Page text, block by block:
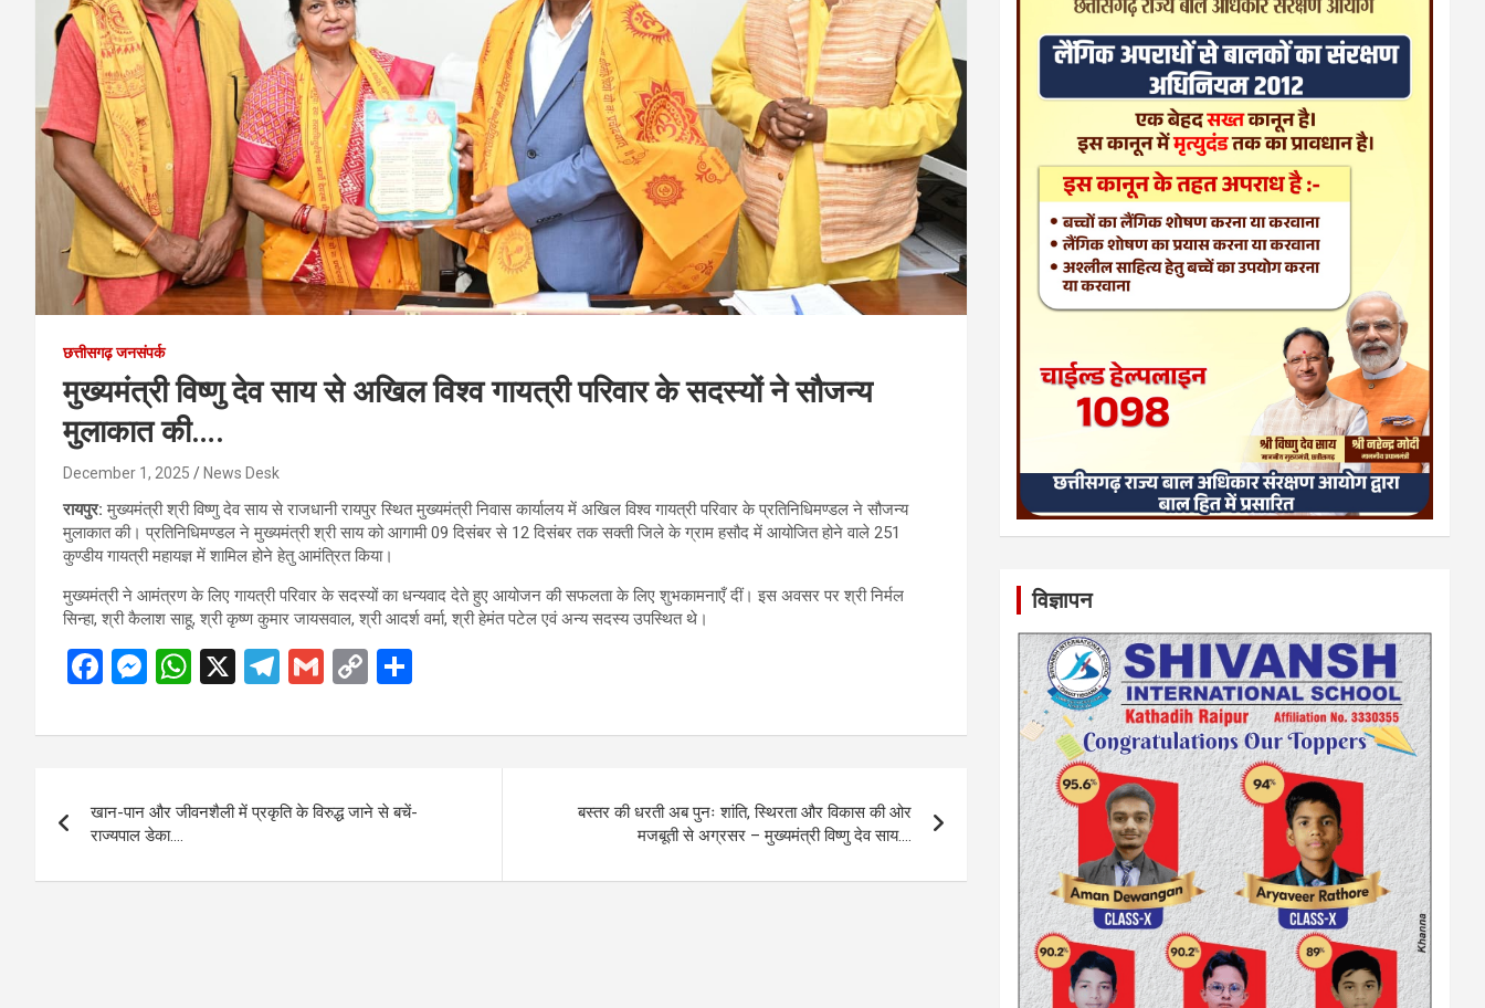
छत्तीसगढ़ जनसंपर्क
मुख्यमंत्री विष्णु देव साय से अखिल विश्व गायत्री परिवार के सदस्यों ने सौजन्य
मुलाकात की….
December 1, 2025 News Desk
रायपुर: मुख्यमंत्री श्री विष्णु देव साय से राजधानी रायपुर स्थित मुख्यमंत्री निवास कार्यालय में अखिल विश्व गायत्री परिवार के प्रतिनिधिमण्डल ने सौजन्य
मुलाकात की। प्रतिनिधिमण्डल ने मुख्यमंत्री श्री साय को आगामी 09 दिसंबर से 12 दिसंबर तक सक्ती जिले के ग्राम हसौद में आयोजित होने वाले 251
कुण्डीय गायत्री महायज्ञ में शामिल होने हेतु आमंत्रित किया।
मुख्यमंत्री ने आमंत्रण के लिए गायत्री परिवार के सदस्यों का धन्यवाद देते हुए आयोजन की सफलता के लिए शुभकामनाएँ दीं। इस अवसर पर श्री निर्मल
सिन्हा, श्री कैलाश साहू, श्री कृष्ण कुमार जायसवाल, श्री आदर्श वर्मा, श्री हेमंत पटेल एवं अन्य सदस्य उपस्थित थे।
F
ce
o
o
k
M
se
g
er
W
at
A
p
X
T
e
a
G
ail
C
py
n
ar
navigation
खान-पान और जीवनशैली में प्रकृति के विरुद्ध जाने से बचें-
राज्यपाल डेका….
बस्तर की धरती अब पुनः शांति, स्थिरता और विकास की ओर
मजबूती से अग्रसर – मुख्यमंत्री विष्णु देव साय….
विज्ञापन